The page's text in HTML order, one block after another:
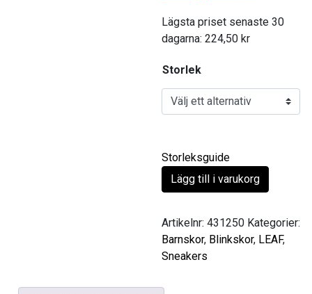
Lägsta priset senaste 30
dagarna:224,50kr
Storlek
Storleksguide
Lägg till i varukorg
Artikelnr:431250 Kategorier:
Barnskor, Blinkskor, LEAF,
Sneakers